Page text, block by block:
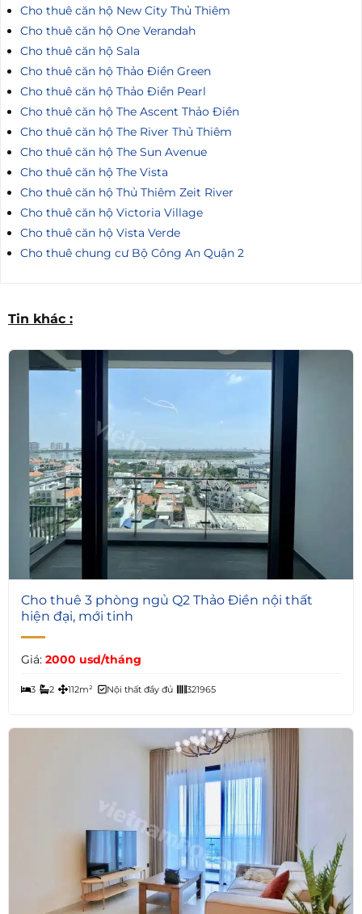
Cho thuê căn hộ New City Thủ Thiêm
Cho thuê căn hộ One Verandah
Cho thuê căn hộ Sala
Cho thuê căn hộ Thảo Điền Green
Cho thuê căn hộ Thảo Điền Pearl
Cho thuê căn hộ The Ascent Thảo Điền
Cho thuê căn hộ The River Thủ Thiêm
Cho thuê căn hộ The Sun Avenue
Cho thuê căn hộ The Vista
Cho thuê căn hộ Thủ Thiêm Zeit River
Cho thuê căn hộ Victoria Village
Cho thuê căn hộ Vista Verde
Cho thuê chung cư Bộ Công An Quận 2
Tin khác :
6
Cho thuê 3 phòng ngủ Q2 Thảo Điền nội thất
hiện đại, mới tinh
Giá: 2000 usd/tháng
3 2 112m² Nội thất đầy đủ 321965